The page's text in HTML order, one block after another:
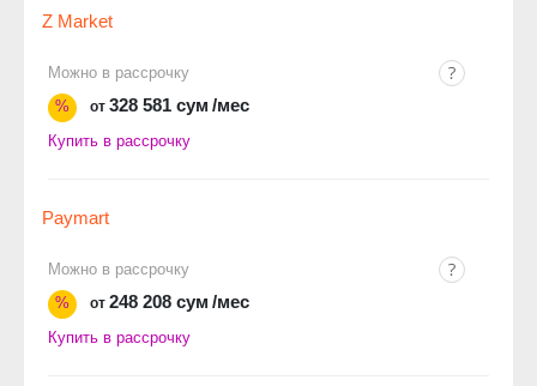
Z Market
Можно в рассрочку
%
от 328 581 сум /мес
Купить в рассрочку
Paymart
Можно в рассрочку
%
от 248 208 сум /мес
Купить в рассрочку